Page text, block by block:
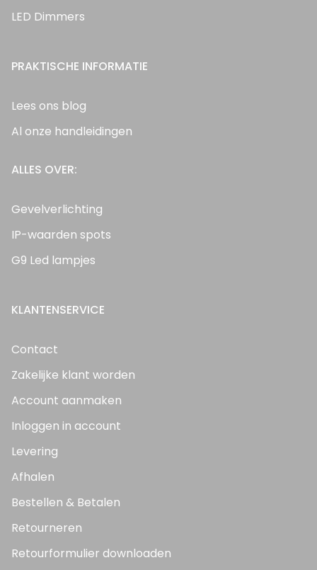
LED Dimmers
PRAKTISCHE INFORMATIE
Lees ons blog
Al onze handleidingen
ALLES OVER:
Gevelverlichting
IP-waarden spots
G9 Led lampjes
KLANTENSERVICE
Contact
Zakelijke klant worden
Account aanmaken
Inloggen in account
Levering
Afhalen
Bestellen & Betalen
Retourneren
Retourformulier downloaden